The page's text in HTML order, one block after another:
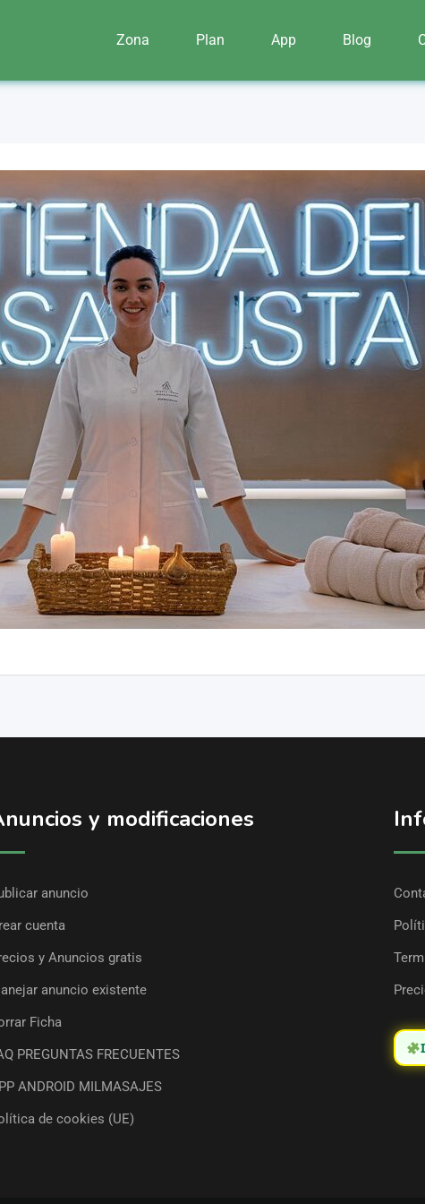
Zona Plan App Blog
y modificaciones
anuncio
cuenta
y Anuncios gratis
anuncio existente
Ficha
PREGUNTAS FRECUENTES
ANDROID MILMASAJES
de cookies (UE)